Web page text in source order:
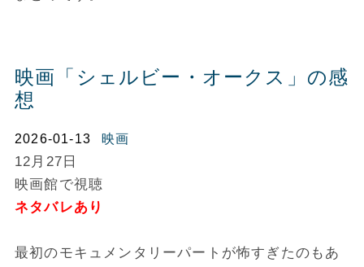
映画「シェルビー・オークス」の感
想
2026-01-13 映画
12月27日
映画館で視聴
ネタバレあり
最初のモキュメンタリーパートが怖すぎたのもあ